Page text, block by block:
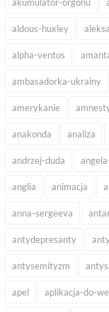
aldous-huxley
alpha-ventus
ambasadorka-ukrainy
amerykanie
anakonda analiza
andrzej-duda
anglia animacja
anna-sergeeva
antydepresanty
antysemityzm
apel aplikacja-do-